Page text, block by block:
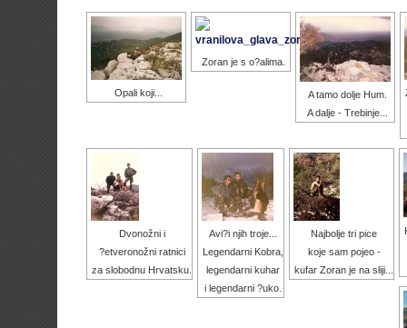
Opali koji...
Zoran je s o?alima.
A tamo dolje Hum.
A dalje - Trebinje...
Dvonožni i
?etveronožni ratnici
za slobodnu Hrvatsku.
Avi?i njih troje...
Legendarni Kobra,
legendarni kuhar
i legendarni ?uko.
Najbolje tri pice
koje sam pojeo -
kufar Zoran je na sliji...